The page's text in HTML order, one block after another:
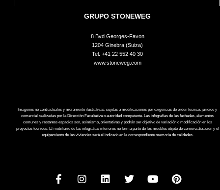
GRUPO STONEWEG
8 Bvd Georges-Favon
1204 Ginebra (Suiza)
Tel. +41 22 552 40 30
www.stoneweg.com
Imágenes no contractuales y meramente ilustrativas, sujetas a modificaciones por exigencias de orden técnico, jurídico y
comercial realizadas por la Dirección Facultativa o autoridad competente. Las infografías de las fachadas, elementos
comunes y restantes espacios son, asimismo, orientativas y podrán ser objetivo de variación o modificación en los
proyectos técnicos. El mobiliario de las infografías interiores no forma parte de los muebles objeto de comercialización y el
equipamiento de las viviendas será el indicado en la correspondiente memoria de calidades.